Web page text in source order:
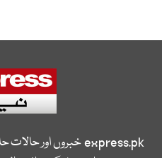
express.pkخبروں اور